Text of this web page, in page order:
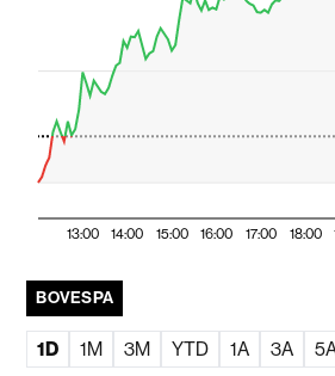
13:00 14:00 15:00 16:00 17:00 18:00
BOVESPA
1D 1M 3M YTD 1A 3A